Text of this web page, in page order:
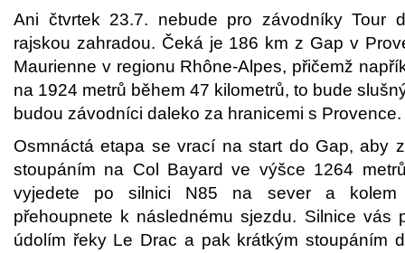
Ani čtvrtek 23.7. nebude pro závodníky Tour
rajskou zahradou. Čeká je 186 km z Gap v
Maurienne v regionu Rhône-Alpes, přičemž
na 1924 metrů během 47 kilometrů, to bude
budou závodníci daleko za hranicemi s Provence.
Osmnáctá etapa se vrací na start do Gap, aby
stoupáním na Col Bayard ve výšce 1264
vyjedete po silnici N85 na sever a kolem
přehoupnete k následnému sjezdu. Silnice vás
údolím řeky Le Drac a pak krátkým stoupáním